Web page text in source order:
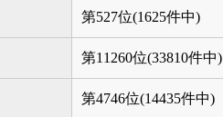
第527位(1625件中)
第11260位(33810件中)
第4746位(14435件中)